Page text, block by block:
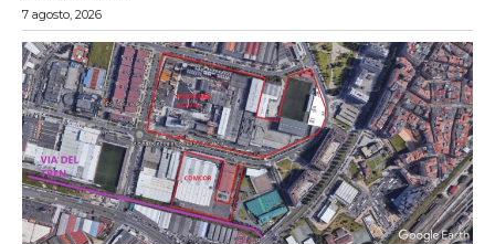
7 agosto, 2026